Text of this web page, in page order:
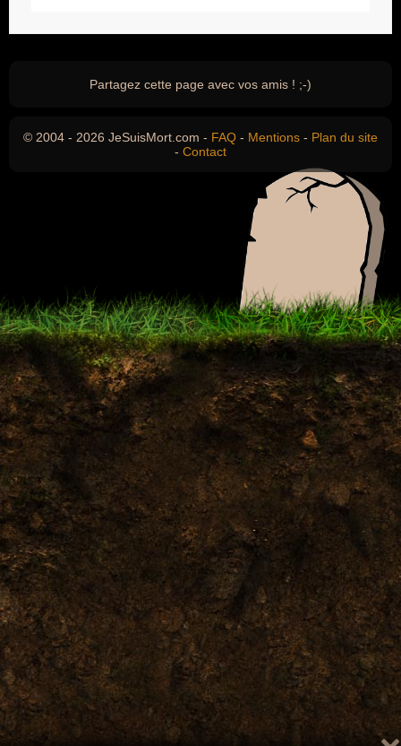
Partagez cette page avec vos amis ! ;-)
© 2004 - 2026 JeSuisMort.com - FAQ - Mentions - Plan du site
- Contact